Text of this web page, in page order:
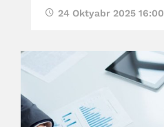
24 Oktyabr 2025 16:00